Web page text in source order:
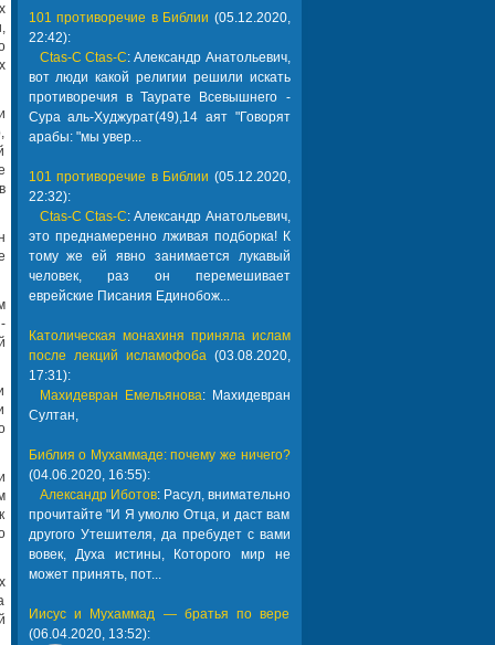
101 противоречие в Библии (05.12.2020,
22:42):
Ctas-C Ctas-C: Александр Анатольевич,
вот люди какой религии решили искать
противоречия в Таурате Всевышнего -
Сура аль-Худжурат(49),14 аят "Говорят
арабы: "мы увер...
101 противоречие в Библии (05.12.2020,
22:32):
Ctas-C Ctas-C: Александр Анатольевич,
это преднамеренно лживая подборка! К
тому же ей явно занимается лукавый
человек, раз он перемешивает
еврейские Писания Единобож...
Католическая монахиня приняла ислам
после лекций исламофоба(03.08.2020,
17:31):
Махидевран Емельянова: Махидевран
Султан,
Библия о Мухаммаде: почему же ничего?
(04.06.2020, 16:55):
Александр Иботов: Расул, внимательно
прочитайте "И Я умолю Отца, и даст вам
другого Утешителя, да пребудет с вами
вовек, Духа истины, Которого мир не
может принять, пот...
Иисус и Мухаммад — братья по вере
(06.04.2020, 13:52):